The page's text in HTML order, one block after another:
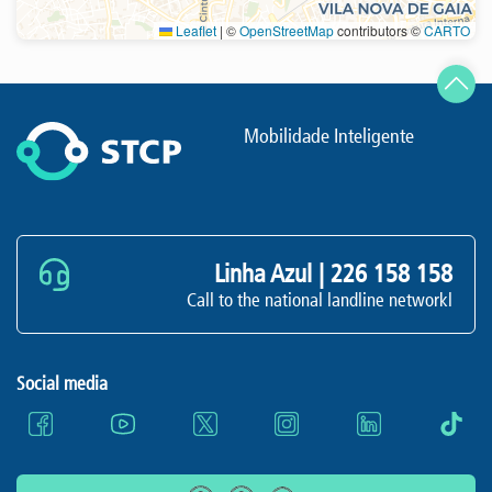
Leaflet | ©OpenStreetMapcontributors ©CARTO
Refresh
Mobilidade Inteligente
Linha Azul | 226 158 158
Call to the national landline networkl
Social media